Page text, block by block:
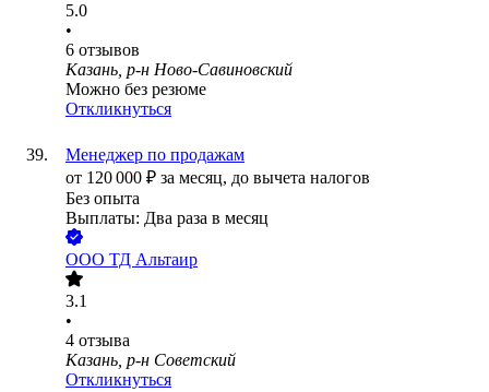
5.0
•
6 отзывов
Казань, р-н Ново-Савиновский
Можно без резюме
Откликнуться
Менеджер по продажам
от 120 000 ₽ за месяц, до вычета налогов
Без опыта
Выплаты: Два раза в месяц
ООО ТД Альтаир
3.1
•
4 отзыва
Казань, р-н Советский
Откликнуться